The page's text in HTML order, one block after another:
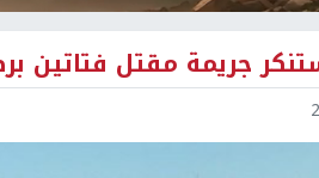
جريمة مقتل فتاتين